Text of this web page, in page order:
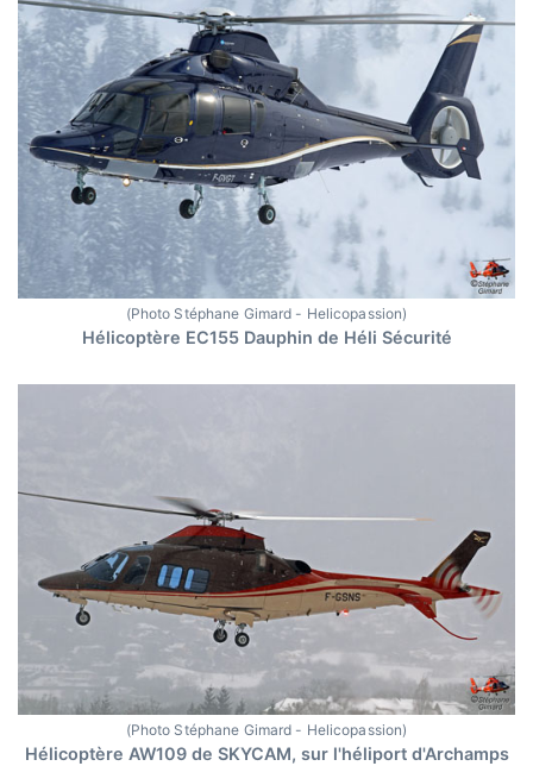
(Photo Stéphane Gimard - Helicopassion)
Hélicoptère EC155 Dauphin de Héli Sécurité
(Photo Stéphane Gimard - Helicopassion)
Hélicoptère AW109 de SKYCAM, sur l'héliport d'Archamps